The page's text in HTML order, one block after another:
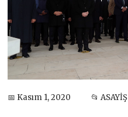
📅 Kasım 1, 2020 📂 ASAYİŞ